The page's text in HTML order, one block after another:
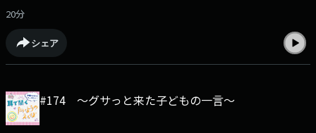
20分
シェア
#174 〜グサっと来た子どもの一言〜